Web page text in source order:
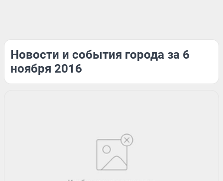
Новости и события города за 6
ноября 2016